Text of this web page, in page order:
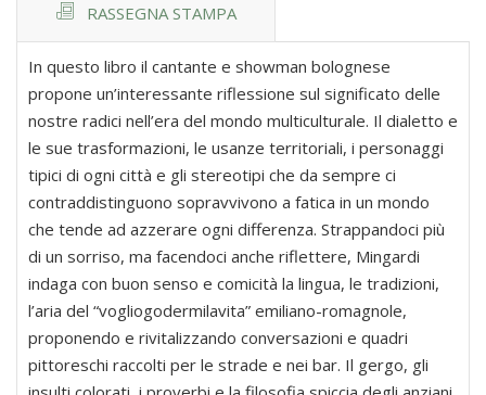
RASSEGNA STAMPA
In questo libro il cantante e showman bolognese
propone un’interessante riflessione sul significato delle
nostre radici nell’era del mondo multiculturale. Il dialetto e
le sue trasformazioni, le usanze territoriali, i personaggi
tipici di ogni città e gli stereotipi che da sempre ci
contraddistinguono sopravvivono a fatica in un mondo
che tende ad azzerare ogni differenza. Strappandoci più
di un sorriso, ma facendoci anche riflettere, Mingardi
indaga con buon senso e comicità la lingua, le tradizioni,
l’aria del “vogliogodermilavita” emiliano-romagnole,
proponendo e rivitalizzando conversazioni e quadri
pittoreschi raccolti per le strade e nei bar. Il gergo, gli